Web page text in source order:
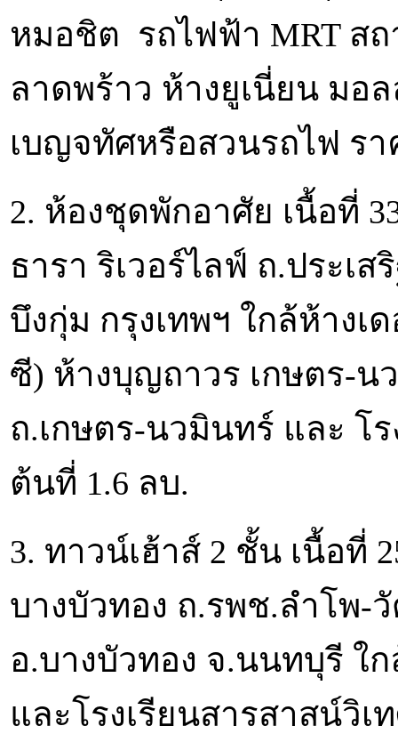
หมอชิต รถไฟฟ้า MRT ส
ลาดพร้าว ห้างยูเนี่ยน มอ
เบญจทัศหรือสวนรถไฟ รา
2. ห้องชุดพักอาศัย เนื้อที่
ธารา ริเวอร์ไลฟ์ ถ.ประเ
บึงกุ่ม กรุงเทพฯ ใกล้ห้าง
ซี) ห้างบุญถาวร เกษตร-น
ถ.เกษตร-นวมินทร์ และ โ
ต้นที่ 1.6 ลบ.
3. ทาวน์เฮ้าส์ 2 ชั้น เนื้อที่
บางบัวทอง ถ.รพช.ลำโพ-
อ.บางบัวทอง จ.นนทบุรี ใ
และโรงเรียนสารสาสน์วิ